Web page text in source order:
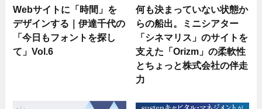
Webサイトに「時間」を
デザインする｜伊達千代の
「今日もフォントを探し
て」Vol.6
何も決まっていない状態か
らの船出。ミニシアター
「シネマリス」のサイトを
支えた「Orizm」の柔軟性
とちょっと株式会社の伴走
力